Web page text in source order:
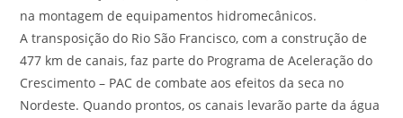
na montagem de equipamentos hidromecânicos.
A transposição do Rio São Francisco, com a construção de
477 km de canais, faz parte do Programa de Aceleração do
Crescimento – PAC de combate aos efeitos da seca no
Nordeste. Quando prontos, os canais levarão parte da água